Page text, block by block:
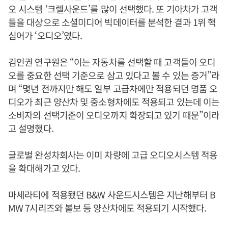
오 시스템 ‘크렐사운드’를 많이 선택했다. 또 기아차가 고객
들을 대상으로 소셜미디어 빅데이터를 분석한 결과 1위 핵
심어가 ‘오디오’였다.
김인권 연구원은 “이는 자동차를 선택할 때 고객들이 오디
오를 중요한 선택 기준으로 삼고 있다고 볼 수 있는 증거”라
며 “몇년 전까지만 해도 일부 고급차에만 적용되던 명품 오
디오가 최근 양산차 및 중소형차에도 적용되고 있는데 이는
소비자의 선택기준이 오디오까지 확장되고 있기 때문”이라
고 설명했다.
글로벌 완성차회사는 이미 차량에 고급 오디오시스템 적용
을 확대해가고 있다.
마세라티에 적용됐던 B&W 사운드시스템은 지난해부터 B
MW 7시리즈와 볼보 등 양산차에도 적용되기 시작했다.